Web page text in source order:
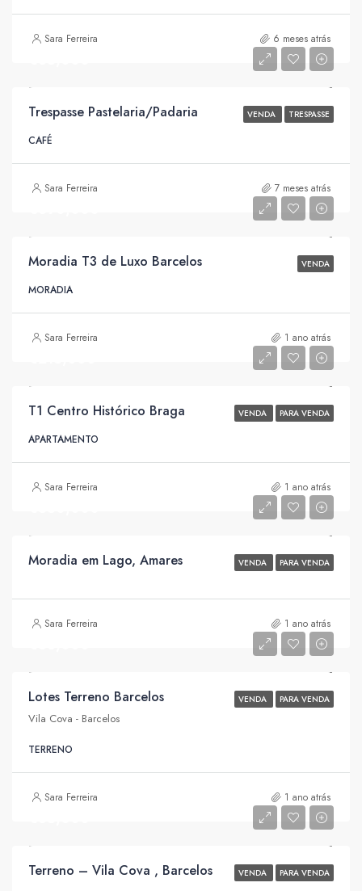
Sara Ferreira 6 meses atrás
VENDA TRESPASSE
Trespasse Pastelaria/Padaria
CAFÉ
Sara Ferreira 7 meses atrás
VENDA
Moradia T3 de Luxo Barcelos
MORADIA
Sara Ferreira 1 ano atrás
VENDA PARA VENDA
T1 Centro Histórico Braga
APARTAMENTO
Sara Ferreira 1 ano atrás
VENDA PARA VENDA
Moradia em Lago, Amares
Sara Ferreira 1 ano atrás
VENDA PARA VENDA
Lotes Terreno Barcelos
Vila Cova - Barcelos
TERRENO
Sara Ferreira 1 ano atrás
VENDA PARA VENDA
Terreno – Vila Cova , Barcelos